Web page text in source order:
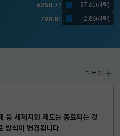
3.746 0.004(상승)
1410.6000 13.2000(하락)
등 세제지원 제도는 종료되는 것
방식이 변경됩니다.
더보기